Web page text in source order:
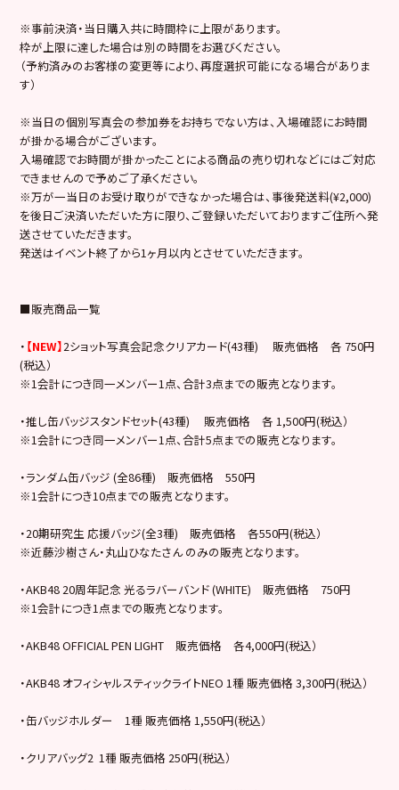
※事前決済・当日購入共に時間枠に上限があります。
枠が上限に達した場合は別の時間をお選びください。
（予約済みのお客様の変更等により、再度選択可能になる場合がありま
す）
※当日の個別写真会の参加券をお持ちでない方は、入場確認にお時間
が掛かる場合がございます。
入場確認でお時間が掛かったことによる商品の売り切れなどにはご対応
できませんので予めご了承ください。
※万が一当日のお受け取りができなかった場合は、事後発送料(¥2,000)
を後日ご決済いただいた方に限り、ご登録いただいておりますご住所へ発
送させていただきます。
発送はイベント終了から1ヶ月以内とさせていただきます。
■販売商品一覧
・ 【NEW】2ショット写真会記念クリアカード(43種) 販売価格 各 750円
(税込）
※1会計につき同一メンバー1点、合計3点までの販売となります。
・推し缶バッジスタンドセット(43種) 販売価格 各 1,500円(税込）
※1会計につき同一メンバー1点、合計5点までの販売となります。
・ランダム缶バッジ (全86種) 販売価格 550円
※1会計につき10点までの販売となります。
・20期研究生 応援バッジ(全3種) 販売価格 各550円(税込）
※近藤沙樹さん・丸山ひなたさん のみの販売となります。
・AKB48 20周年記念 光るラバーバンド (WHITE) 販売価格 750円
※1会計につき1点までの販売となります。
・AKB48 OFFICIAL PEN LIGHT 販売価格 各4,000円(税込）
・AKB48 オフィシャルスティックライトNEO 1種 販売価格 3,300円(税込）
・缶バッジホルダー 1種 販売価格 1,550円(税込）
・クリアバッグ2 1種 販売価格 250円(税込）